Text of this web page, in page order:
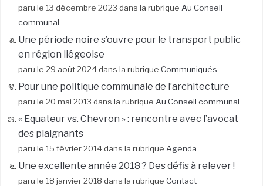
paru le 13 décembre 2023 dans la rubrique Au Conseil
communal
Une période noire s’ouvre pour le transport public
en région liégeoise
paru le 29 août 2024 dans la rubrique Communiqués
Pour une politique communale de l’architecture
paru le 20 mai 2013 dans la rubrique Au Conseil communal
« Equateur vs. Chevron » : rencontre avec l’avocat
des plaignants
paru le 15 février 2014 dans la rubrique Agenda
Une excellente année 2018 ? Des défis à relever !
paru le 18 janvier 2018 dans la rubrique Contact